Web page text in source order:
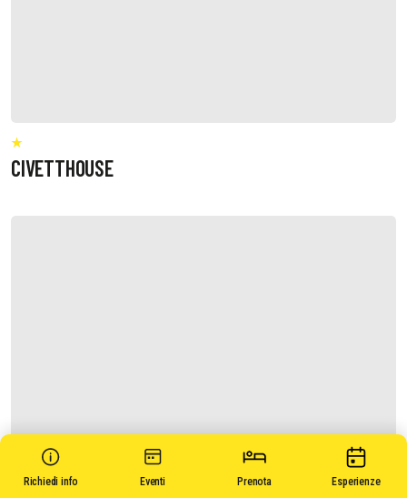
Richiedi info Eventi Prenota Esperienze
CIVETTHOUSE